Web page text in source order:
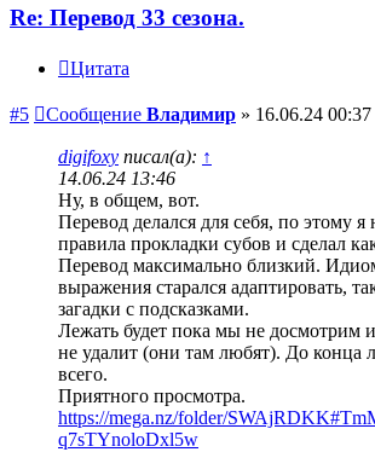
Re: Перевод 33 сезона.
Цитата
#5 Сообщение Владимир » 16.06.24 00:37
digifoxy писал(а): ↑
14.06.24 13:46
Ну, в общем, вот.
Перевод делался для себя, по этому я
правила прокладки субов и сделал
Перевод максимально близкий.
выражения старался адаптировать,
загадки с подсказками.
Лежать будет пока мы не досмотрим
не удалит (они там любят). До конца
всего.
Приятного просмотра.
https://mega.nz/folder/
q7sTYnoloDxl5w